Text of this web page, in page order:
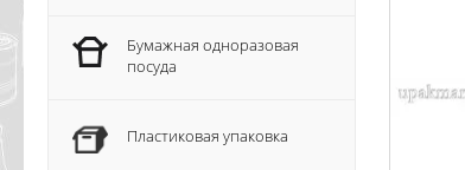
Бумажная одноразовая
посуда
Пластиковая упаковка